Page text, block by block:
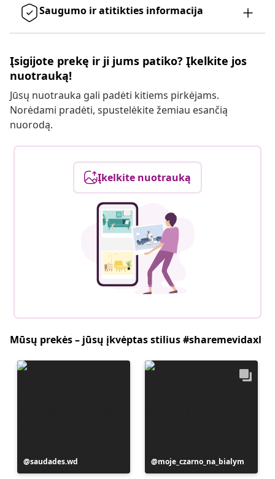
Saugumo ir atitikties informacija
Įsigijote prekę ir ji jums patiko? Įkelkite jos
nuotrauką!
Jūsų nuotrauka gali padėti kitiems pirkėjams.
Norėdami pradėti, spustelėkite žemiau esančią
nuorodą.
Įkelkite nuotrauką
Mūsų prekės – jūsų įkvėptas stilius #sharemevidaxl
Įrašą
paskelbė
saudades.wd
Įrašą
paskelbė
moje_czarno_na_bialym